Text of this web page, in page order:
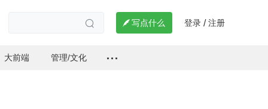
  写点什么 登录 / 注册
大前端 管理/文化